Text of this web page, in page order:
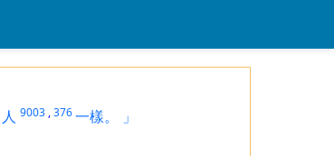
人 9003 ,376一樣。
」